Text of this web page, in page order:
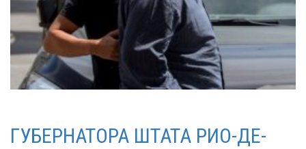
ГУБЕРНАТОРА ШТАТА РИО-ДЕ-